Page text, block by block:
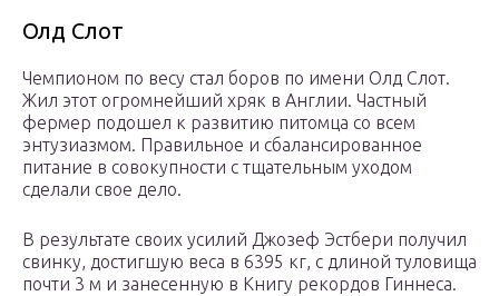
Олд Слот
Чемпионом по весу стал боров по имени Олд Слот.
Жил этот огромнейший хряк в Англии. Частный
фермер подошел к развитию питомца со всем
энтузиазмом. Правильное и сбалансированное
питание в совокупности с тщательным уходом
сделали свое дело.
В результате своих усилий Джозеф Эстбери получил
свинку, достигшую веса в 6395 кг, с длиной туловища
почти 3 м и занесенную в Книгу рекордов Гиннеса.